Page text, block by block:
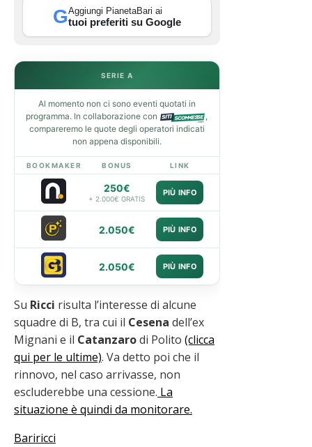
GAggiungi PianetaBari ai
tuoi preferiti su Google
SERIE A
Al momento non ci sono eventi quotati in
programma. In collaborazione con
,
compareremo le quote degli operatori indicati
non appena disponibili.
BOOKMAKER BONUS LINK
250€
+ 2.000€ GRATIS
PIÙ INFO
2.050€ PIÙ INFO
2.050€ PIÙ INFO
Su Ricci risulta l’interesse di alcune
squadre di B, tra cui il Cesena dell’ex
Mignani e il Catanzarodi Polito (clicca
qui per le ultime). Va detto poi che il
rinnovo, nel caso arrivasse, non
escluderebbe una cessione. La
situazione è quindi da monitorare.
Bariricci